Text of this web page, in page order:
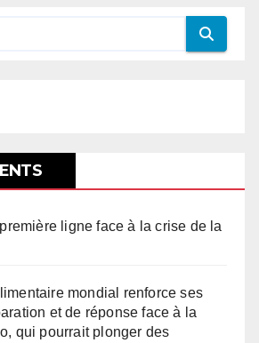
ligne face à la crise de la
mondial renforce ses
et de réponse face à la
qui pourrait plonger des